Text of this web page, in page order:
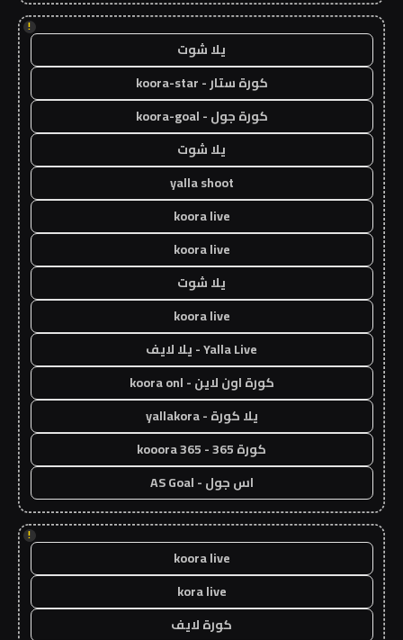
!
يلا شوت
كورة ستار - koora-star
كورة جول - koora-goal
يلا شوت
yalla shoot
koora live
koora live
يلا شوت
koora live
Yalla Live - يلا لايف
كورة اون لاين - koora onl
يلا كورة - yallakora
كورة 365 - kooora 365
اس جول - AS Goal
!
koora live
kora live
كورة لايف